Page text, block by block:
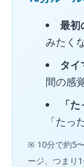
最初
みたく
タイ
間の感
「
「た
※ 10分で約5
ージ、つまり1